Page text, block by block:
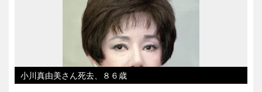
小川真由美さん死去、８６歳